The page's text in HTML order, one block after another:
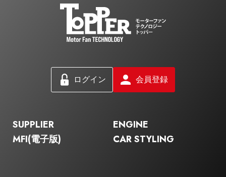
ログイン 会員登録
SUPPLIER
ENGINE
MFI(電子版)
CAR STYLING